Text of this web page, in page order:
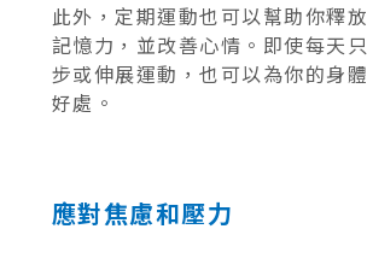
此外，定期運動也可以幫助你釋
記憶力，並改善心情。即使每天
步或伸展運動，也可以為你的身
好處。
應對焦慮和壓力